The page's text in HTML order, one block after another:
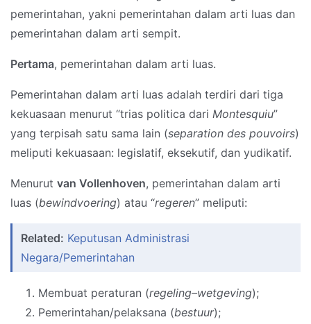
pemerintahan, yakni pemerintahan dalam arti luas dan
pemerintahan dalam arti sempit.
Pertama, pemerintahan dalam arti luas.
Pemerintahan dalam arti luas adalah terdiri dari tiga
kekuasaan menurut “trias politica dari Montesquiu”
yang terpisah satu sama lain (separation des pouvoirs)
meliputi kekuasaan: legislatif, eksekutif, dan yudikatif.
Menurut van Vollenhoven, pemerintahan dalam arti
luas (bewindvoering) atau “regeren” meliputi:
Related: Keputusan Administrasi
Negara/Pemerintahan
Membuat peraturan (regeling–wetgeving);
Pemerintahan/pelaksana (bestuur);